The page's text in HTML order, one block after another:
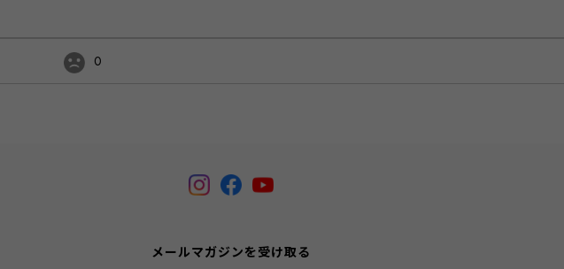
0
メールマガジンを受け取る